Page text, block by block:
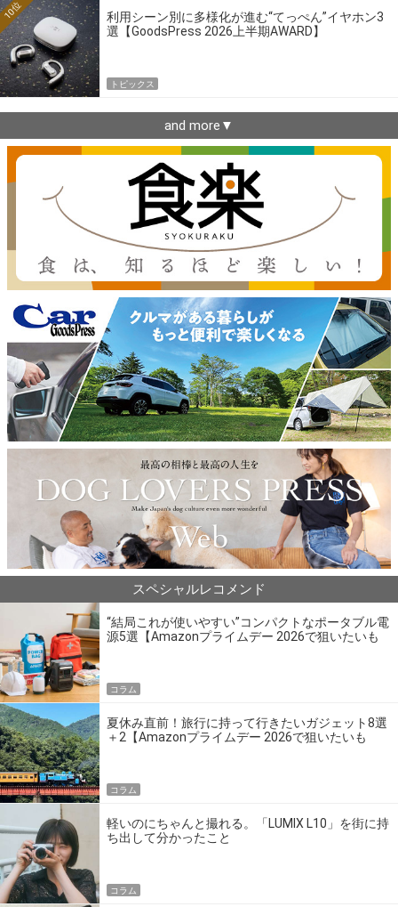
利用シーン別に多様化が進む“てっぺん”イヤホン3
選【GoodsPress 2026上半期AWARD】
10位
トピックス
and more▼
スペシャルレコメンド
“結局これが使いやすい”コンパクトなポータブル電
源5選【Amazonプライムデー 2026で狙いたいも
コラム
夏休み直前！旅行に持って行きたいガジェット8選
＋2【Amazonプライムデー 2026で狙いたいも
コラム
軽いのにちゃんと撮れる。「LUMIX L10」を街に持
ち出して分かったこと
コラム